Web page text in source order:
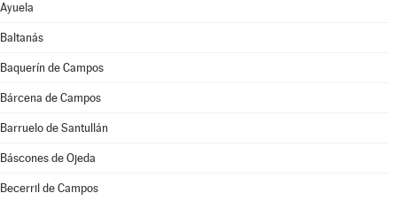
Ayuela
Baltanás
Baquerín de Campos
Bárcena de Campos
Barruelo de Santullán
Báscones de Ojeda
Becerril de Campos